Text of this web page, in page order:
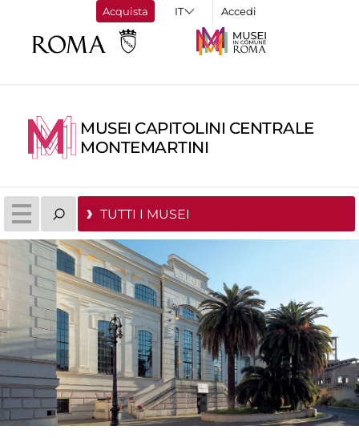
Acquista Accedi
MUSEI CAPITOLINI CENTRALE
MONTEMARTINI
TUTTI I MUSEI